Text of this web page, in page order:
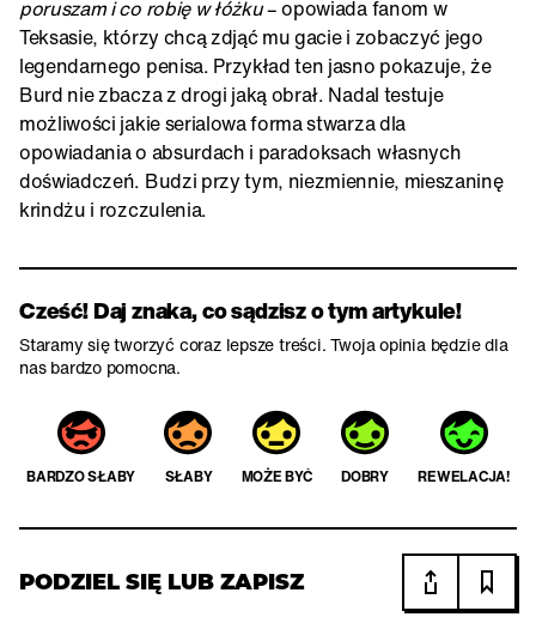
poruszam i co robię w łóżku– opowiada fanom w
Teksasie, którzy chcą zdjąć mu gacie i zobaczyć jego
legendarnego penisa. Przykład ten jasno pokazuje, że
Burd nie zbacza z drogi jaką obrał. Nadal testuje
możliwości jakie serialowa forma stwarza dla
opowiadania o absurdach i paradoksach własnych
doświadczeń. Budzi przy tym, niezmiennie, mieszaninę
krindżu i rozczulenia.
Cześć! Daj znaka, co sądzisz o tym artykule!
Staramy się tworzyć coraz lepsze treści. Twoja opinia będzie dla
nas bardzo pomocna.
BARDZO SŁABY SŁABY MOŻE BYĆ DOBRY REWELACJA!
PODZIEL SIĘ LUB ZAPISZ